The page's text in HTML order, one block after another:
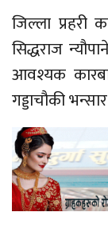
जिल्ला प्रहरी
सिद्धराज
आवश्यक
गड्डाचौकी